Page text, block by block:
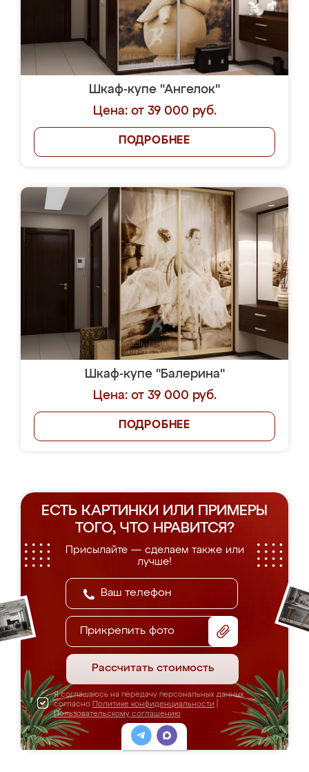
Шкаф-купе "Ангелок"
Цена: от 39 000 руб.
ПОДРОБНЕЕ
Шкаф-купе "Балерина"
Цена: от 39 000 руб.
ПОДРОБНЕЕ
ЕСТЬ КАРТИНКИ ИЛИ ПРИМЕРЫ
ТОГО, ЧТО НРАВИТСЯ?
Присылайте — сделаем также или
лучше!
Прикрепить фото
Рассчитать стоимость
Я соглашаюсь на передачу персональных данных
согласно Политике конфиденциальности
Пользовательскому соглашению